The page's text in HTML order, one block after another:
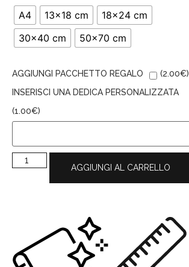
A4 13x18 cm
18x24 cm
30x40 cm
50x70 cm
AGGIUNGI PACCHETTO REGALO (2.00€)
INSERISCI UNA DEDICA PERSONALIZZATA
(1.00€)
AGGIUNGI AL CARRELLO